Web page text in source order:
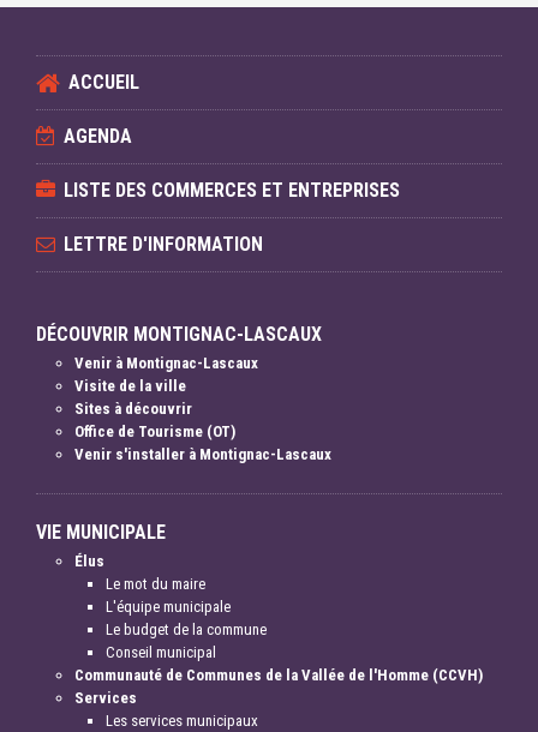
ACCUEIL
AGENDA
LISTE DES COMMERCES ET ENTREPRISES
LETTRE D'INFORMATION
DÉCOUVRIR MONTIGNAC-LASCAUX
Venir à Montignac-Lascaux
Visite de la ville
Sites à découvrir
Office de Tourisme (OT)
Venir s'installer à Montignac-Lascaux
VIE MUNICIPALE
Élus
Le mot du maire
L'équipe municipale
Le budget de la commune
Conseil municipal
Communauté de Communes de la Vallée de l'Homme (CCVH)
Services
Les services municipaux